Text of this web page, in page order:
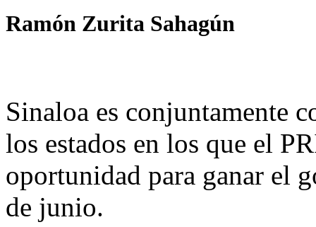
Ramón Zurita Sahagún
Sinaloa es conjuntamente
los estados en los que el
oportunidad para ganar el
de junio.